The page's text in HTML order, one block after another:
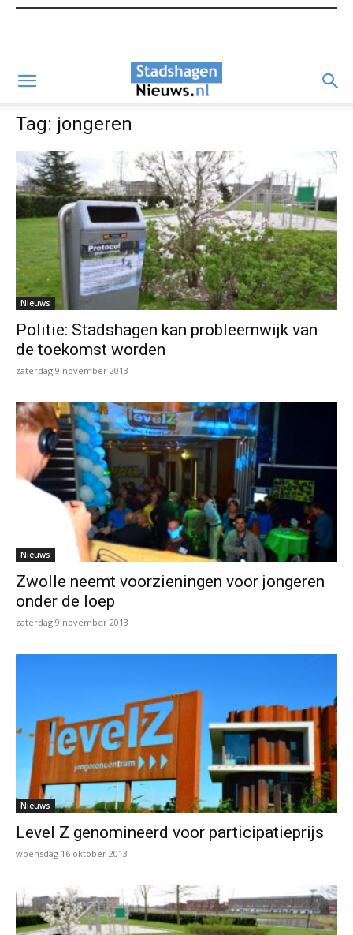
Tag: jongeren
Nieuws
Politie: Stadshagen kan probleemwijk van
de toekomst worden
zaterdag 9 november 2013
Nieuws
Zwolle neemt voorzieningen voor jongeren
onder de loep
zaterdag 9 november 2013
Nieuws
Level Z genomineerd voor participatieprijs
woensdag 16 oktober 2013